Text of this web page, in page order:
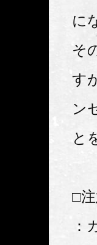
に
そ
す
ン
と
□
：